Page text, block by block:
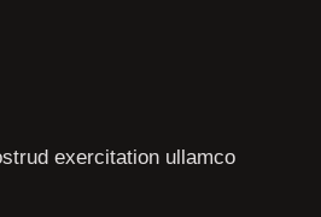
exercitation ullamco